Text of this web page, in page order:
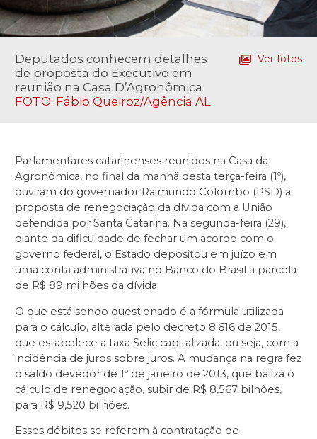
Deputados conhecem detalhes
de proposta do Executivo em
reunião na Casa D’Agronômica
FOTO: Fábio Queiroz/Agência AL
Ver fotos
Parlamentares catarinenses reunidos na Casa da
Agronômica, no final da manhã desta terça-feira (1º),
ouviram do governador Raimundo Colombo (PSD) a
proposta de renegociação da dívida com a União
defendida por Santa Catarina. Na segunda-feira (29),
diante da dificuldade de fechar um acordo com o
governo federal, o Estado depositou em juízo em
uma conta administrativa no Banco do Brasil a parcela
de R$ 89 milhões da dívida.
O que está sendo questionado é a fórmula utilizada
para o cálculo, alterada pelo decreto 8.616 de 2015,
que estabelece a taxa Selic capitalizada, ou seja, com a
incidência de juros sobre juros. A mudança na regra fez
o saldo devedor de 1º de janeiro de 2013, que baliza o
cálculo de renegociação, subir de R$ 8,567 bilhões,
para R$ 9,520 bilhões.
Esses débitos se referem à contratação de